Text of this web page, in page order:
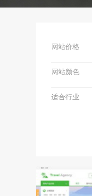
网站价格
网站颜色
适合行业